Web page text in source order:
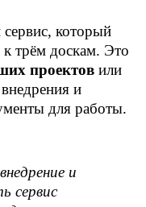
сервис, который
к трём доскам. Это
проектов или
и
для работы.
и
сервис